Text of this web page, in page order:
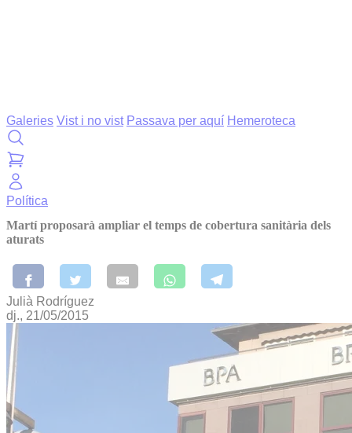
Galeries Vist i no vist Passava per aquí Hemeroteca
Política
Martí proposarà ampliar el temps de cobertura sanitària dels
aturats
Julià Rodríguez
dj., 21/05/2015